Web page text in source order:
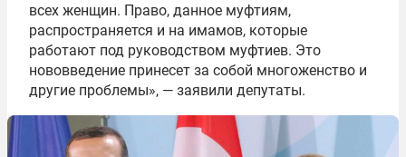
всех женщин. Право, данное муфтиям,
распространяется и на имамов, которые
работают под руководством муфтиев. Это
нововведение принесет за собой многоженство и
другие проблемы», — заявили депутаты.